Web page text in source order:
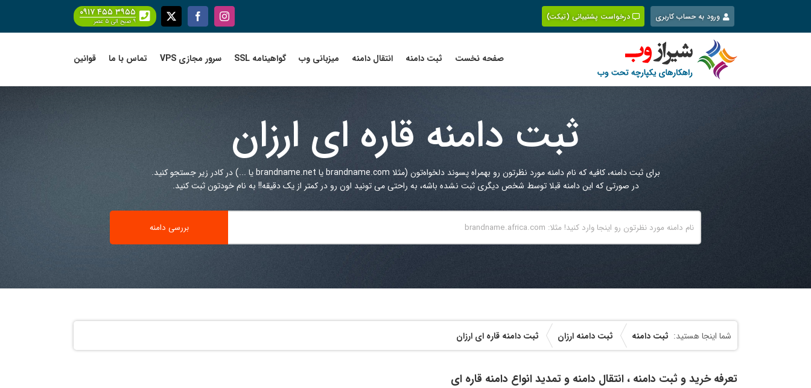
content
ورود به حساب کاربری درخواست پشتیبانی (تیکت) Instagram
Facebook
X ۰۹۱۷ ۴۵۵ ۳۹۵۵
۹ صبح الی ۵ عصر
صفحه نخست ثبت دامنه انتقال دامنه میزبانی وب گواهینامه SSL سرور مجازی VPS تماس با ما قوانین
ثبت دامنه قاره ای ارزان
برای ثبت دامنه، کافیه که نام دامنه مورد نظرتون رو بهمراه پسوند دلخواه‌تون (مثلا brandname.com یا brandname.net یا ...) در کادر زیر جستجو کنید.
در صورتی که این دامنه قبلا توسط شخص دیگری ثبت نشده باشه، به راحتی می تونید اون رو در کمتر از یک دقیقه!! به نام خودتون ثبت کنید.
ثبت دامنه ثبت دامنه ارزان ثبت دامنه قاره ای ارزان
تعرفه خرید و ثبت دامنه ، انتقال دامنه و تمدید انواع دامنه قاره ای